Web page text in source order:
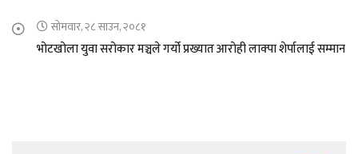
सोमवार, २८ साउन, २०८१
भोटखोला युवा सरोकार मञ्चले गर्यो प्रख्यात आरोही लाक्पा शेर्पालाई सम्मान